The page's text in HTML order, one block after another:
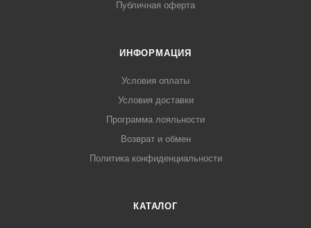
Публичная оферта
ИНФОРМАЦИЯ
Условия оплаты
Условия доставки
Программа лояльности
Возврат и обмен
Политика конфиденциальности
КАТАЛОГ